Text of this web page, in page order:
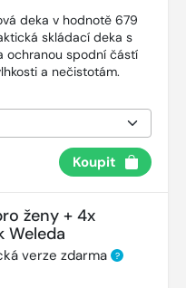
deka v hodnotě 679
skládací deka s
ochranou spodní částí
a nečistotám.
Koupit
ženy + 4x
Weleda
verze zdarma ?